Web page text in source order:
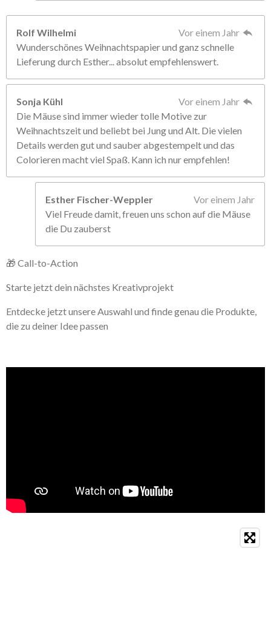
Rolf Wilhelmi
Vor einem Jahr
Wunderschönes Weihnachtspapier und ganz schnelle
Lieferung durch Esther... absolut empfehlenswert.
Sonja Kühl
Vor einem Jahr
Die Mäuse sind immer wieder tolle Motive zur
Weihnachtszeit und beliebt bei Jung und Alt. Die vielen
Details werden gut und sauber abgestempelt und das
Colorieren macht viel Spaß. Kann ich nur empfehlen!
Esther Fischer-Weppler
Vor einem Jahr
Viel Freude damit, freuen uns schon auf die Mäuse
die Du zauberst
🎁 Call-to-Action
Starte jetzt dein nächstes Kreativprojekt
Entdecke jetzt unsere Auswahl und finde genau die Produkte,
die zu deiner Idee passen